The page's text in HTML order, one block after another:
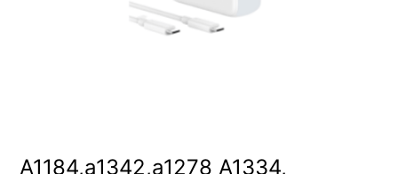
A1184,a1342,a1278 A1334,